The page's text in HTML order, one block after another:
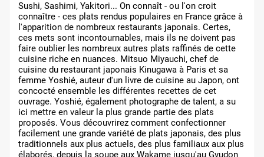
Sushi, Sashimi, Yakitori... On connaît - ou l'on croit
connaître - ces plats rendus populaires en France grâce à
l'apparition de nombreux restaurants japonais. Certes,
ces mets sont incontournables, mais ils ne doivent pas
faire oublier les nombreux autres plats raffinés de cette
cuisine riche en nuances. Mitsuo Miyauchi, chef de
cuisine du restaurant japonais Kinugawa à Paris et sa
femme Yoshié, auteur d'un livre de cuisine au Japon, ont
concocté ensemble les différentes recettes de cet
ouvrage. Yoshié, également photographe de talent, a su
ici mettre en valeur la plus grande partie des plats
proposés. Vous découvrirez comment confectionner
facilement une grande variété de plats japonais, des plus
traditionnels aux plus actuels, des plus familiaux aux plus
élaborés, depuis la soupe aux Wakame jusqu'au Gyudon